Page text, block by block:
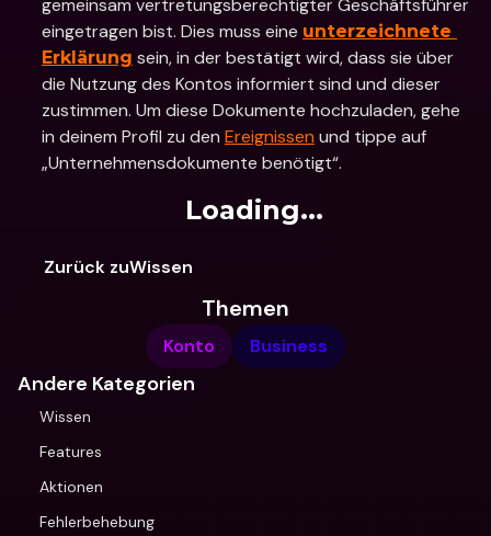
gemeinsam vertretungsberechtigter Geschäftsführer
eingetragen bist. Dies muss eine unterzeichnete
Erklärung sein, in der bestätigt wird, dass sie über
die Nutzung des Kontos informiert sind und dieser
zustimmen. Um diese Dokumente hochzuladen, gehe
in deinem Profil zu den Ereignissen und tippe auf
„Unternehmensdokumente benötigt“.
Loading...
Zurück zuWissen
Themen
Konto Business
Andere Kategorien
Wissen
Features
Aktionen
Fehlerbehebung